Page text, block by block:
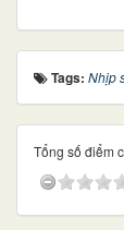
Tags: Nhịp
Tổng số điểm